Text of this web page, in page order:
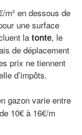
m² en dessous de
une surface
la tonte, le
de déplacement
prix ne tiennent
d’impôts.
gazon varie entre
10€ à 16€/m